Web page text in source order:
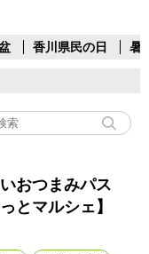
香川県民の日 暑
おつまみパス
マルシェ】